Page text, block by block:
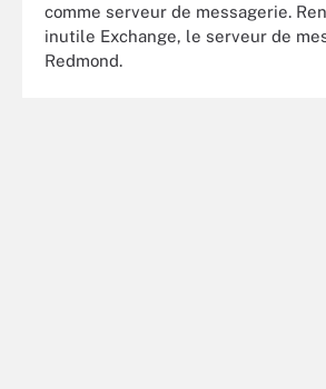
comme serveur de messagerie.
inutile Exchange, le serveur de
Redmond.